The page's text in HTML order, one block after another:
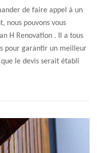
de faire appel à un
nous pouvons vous
H Renovation . Il a tous
pour garantir un meilleur
le devis serait établi